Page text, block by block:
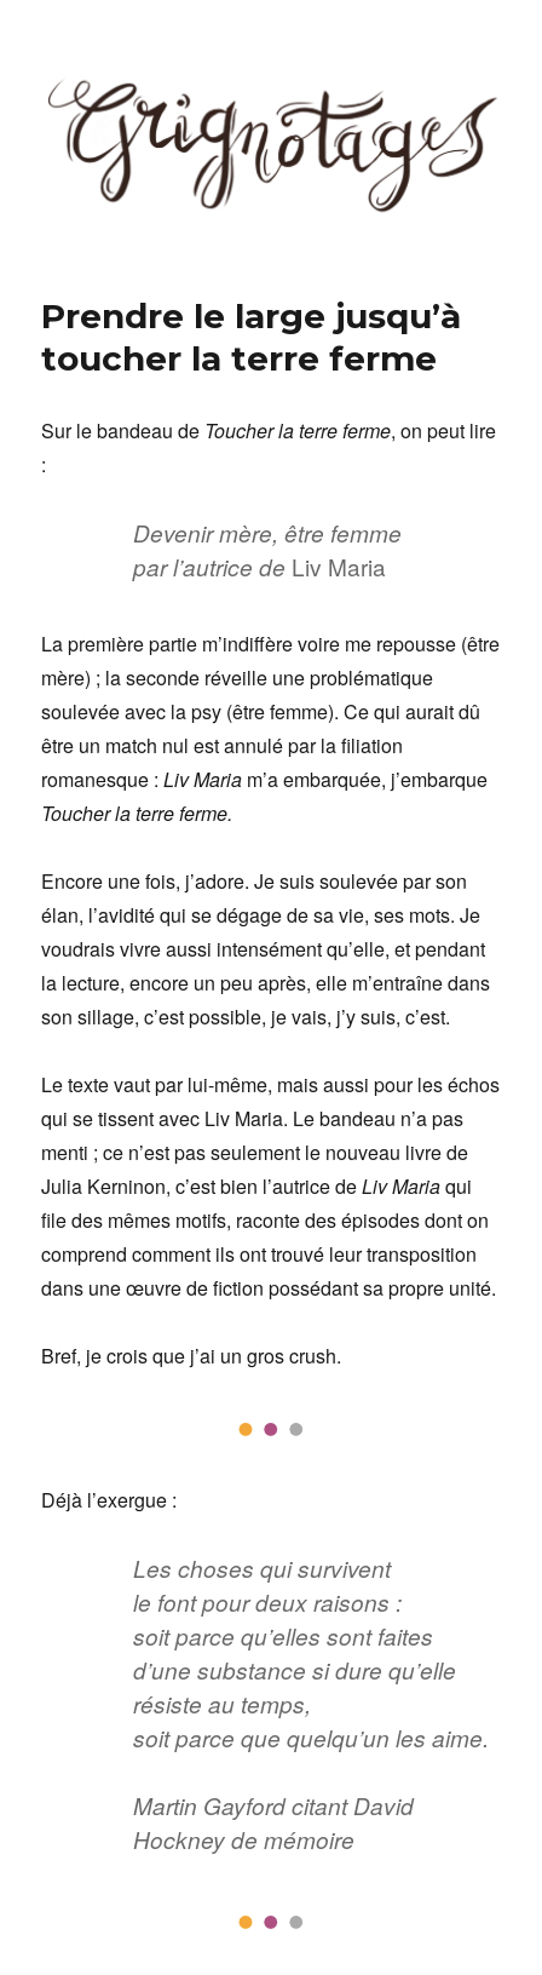
Prendre le large jusqu’à
toucher la terre ferme
Sur le bandeau de Toucher la terre ferme, on peut lire
:
Devenir mère, être femme
par l’autrice de Liv Maria
La première partie m’indiffère voire me repousse (être
mère) ; la seconde réveille une problématique
soulevée avec la psy (être femme). Ce qui aurait dû
être un match nul est annulé par la filiation
romanesque :Liv Maria m’a embarquée, j’embarque
Toucher la terre ferme.
Encore une fois, j’adore. Je suis soulevée par son
élan, l’avidité qui se dégage de sa vie, ses mots. Je
voudrais vivre aussi intensément qu’elle, et pendant
la lecture, encore un peu après, elle m’entraîne dans
son sillage, c’est possible, je vais, j’y suis, c’est.
Le texte vaut par lui-même, mais aussi pour les échos
qui se tissent avec Liv Maria. Le bandeau n’a pas
menti ; ce n’est pas seulement le nouveau livre de
Julia Kerninon, c’est bien l’autrice deLiv Mariaqui
file des mêmes motifs, raconte des épisodes dont on
comprend comment ils ont trouvé leur transposition
dans une œuvre de fiction possédant sa propre unité.
Bref, je crois que j’ai un gros crush.
Déjà l’exergue :
Les choses qui survivent
le font pour deux raisons :
soit parce qu’elles sont faites
d’une substance si dure qu’elle
résiste au temps,
soit parce que quelqu’un les aime.
Martin Gayford citant David
Hockney de mémoire